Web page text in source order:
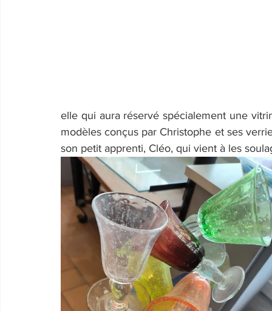
elle qui aura réservé spécialement une
modèles conçus par Christophe et ses
son petit apprenti, Cléo, qui vient à les